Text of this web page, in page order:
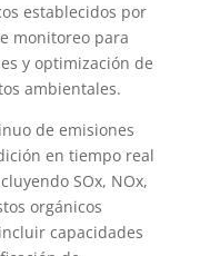
establecidos por
monitoreo para
y optimización de
ambientales.
de emisiones
en tiempo real
SOx, NOx,
orgánicos
capacidades